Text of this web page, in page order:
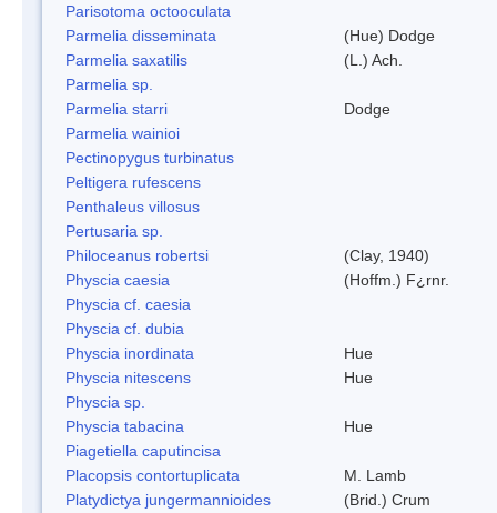
Parisotoma octooculata
Parmelia disseminata
(Hue) Dodge
Parmelia saxatilis
(L.) Ach.
Parmelia sp.
Parmelia starri
Dodge
Parmelia wainioi
Pectinopygus turbinatus
Peltigera rufescens
Penthaleus villosus
Pertusaria sp.
Philoceanus robertsi
(Clay, 1940)
Physcia caesia
(Hoffm.) F¿rnr.
Physcia cf. caesia
Physcia cf. dubia
Physcia inordinata
Hue
Physcia nitescens
Hue
Physcia sp.
Physcia tabacina
Hue
Piagetiella caputincisa
Placopsis contortuplicata
M. Lamb
Platydictya jungermannioides
(Brid.) Crum